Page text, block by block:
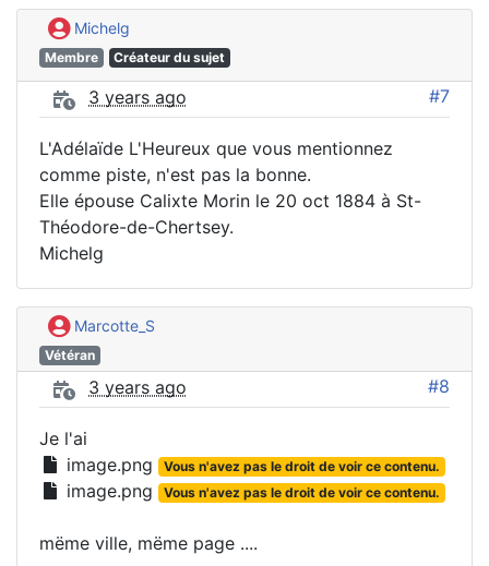
Michelg
Membre Créateur du sujet
3 years ago #7
L'Adélaïde L'Heureux que vous mentionnez
comme piste, n'est pas la bonne.
Elle épouse Calixte Morin le 20 oct 1884 à St-
Théodore-de-Chertsey.
Michelg
Marcotte_S
Vétéran
3 years ago #8
Je l'ai
image.png
Vous n'avez pas le droit de voir ce contenu.
image.png Vous n'avez pas le droit de voir ce contenu.
mëme ville, mëme page ....